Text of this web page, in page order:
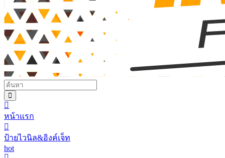
หน้าแรก
ป้ายไวนิล&อิงค์เจ็ท
hot